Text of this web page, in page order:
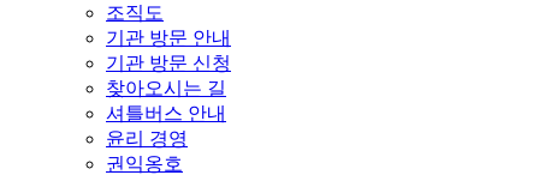
조직도
기관 방문 안내
기관 방문 신청
찾아오시는 길
셔틀버스 안내
윤리 경영
권익옹호